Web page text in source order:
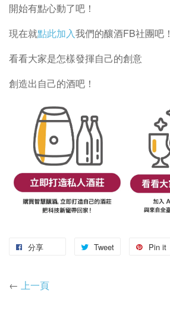
開始有點心動了吧！
現在就點此加入我們的釀酒FB社團吧！
看看大家是怎樣發揮自己的創意
創造出自己的酒吧！
分享 Tweet Pin it
← 上一頁